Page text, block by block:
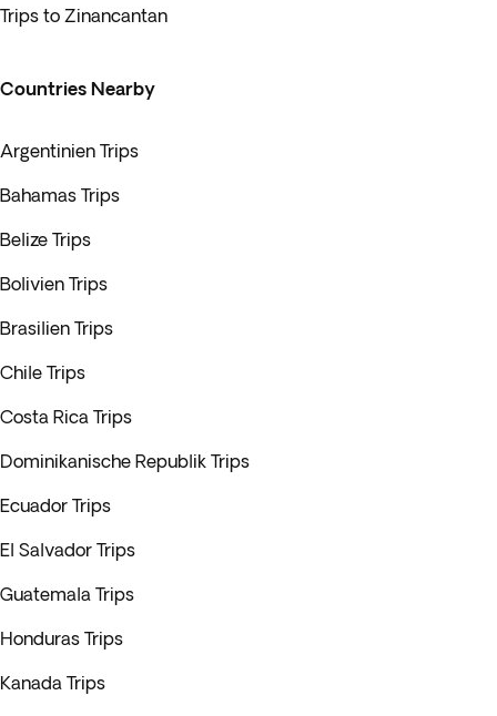
Trips to Zinancantan
Countries Nearby
Argentinien Trips
Bahamas Trips
Belize Trips
Bolivien Trips
Brasilien Trips
Chile Trips
Costa Rica Trips
Dominikanische Republik Trips
Ecuador Trips
El Salvador Trips
Guatemala Trips
Honduras Trips
Kanada Trips